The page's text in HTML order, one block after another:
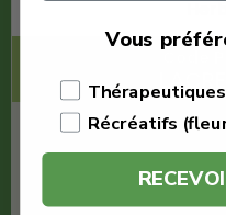
Vous
Récréatifs